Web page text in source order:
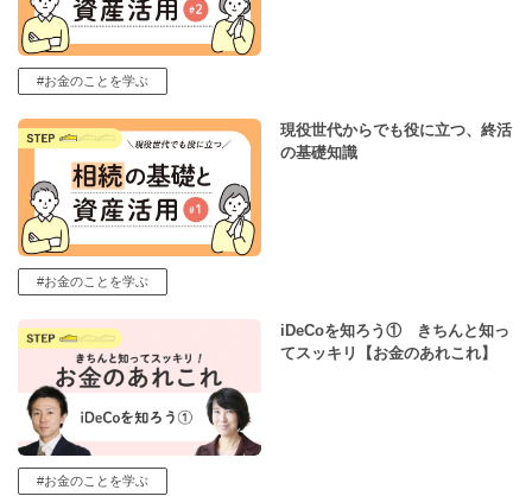
#お金のことを学ぶ
現役世代からでも役に立つ、終活
の基礎知識
#お金のことを学ぶ
iDeCoを知ろう① きちんと知っ
てスッキリ【お金のあれこれ】
#お金のことを学ぶ